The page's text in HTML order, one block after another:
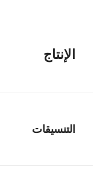
الإنتاج
التنسيقات